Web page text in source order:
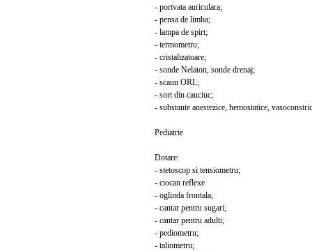
- portvata auriculara;
- pensa de limba;
- lampa de spirt;
- termometru;
- cristalizatoare;
- sonde Nelaton, sonde drenaj;
- scaun ORL;
- sort din cauciuc;
- substante anestezice, hemostatice,
Pediatrie
Dotare:
- stetoscop si tensiometru;
- ciocan reflexe
- oglinda frontala;
- cantar pentru sugari;
- cantar pentru adulti;
- pediometru;
- taliometru;